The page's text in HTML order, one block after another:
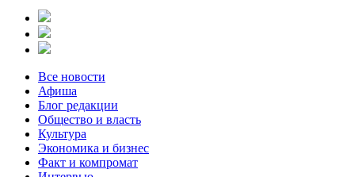
Все новости
Афиша
Блог редакции
Общество и власть
Культура
Экономика и бизнес
Факт и компромат